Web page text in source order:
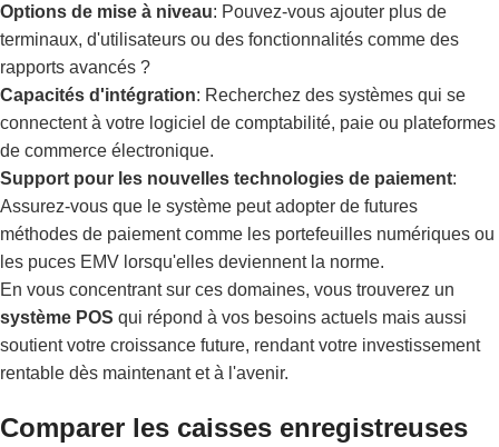
Options de mise à niveau: Pouvez-vous ajouter plus de
terminaux, d'utilisateurs ou des fonctionnalités comme des
rapports avancés ?
Capacités d'intégration: Recherchez des systèmes qui se
connectent à votre logiciel de comptabilité, paie ou plateformes
de commerce électronique.
Support pour les nouvelles technologies de paiement:
Assurez-vous que le système peut adopter de futures
méthodes de paiement comme les portefeuilles numériques ou
les puces EMV lorsqu'elles deviennent la norme.
En vous concentrant sur ces domaines, vous trouverez un
système POS qui répond à vos besoins actuels mais aussi
soutient votre croissance future, rendant votre investissement
rentable dès maintenant et à l'avenir.
Comparer les caisses enregistreuses